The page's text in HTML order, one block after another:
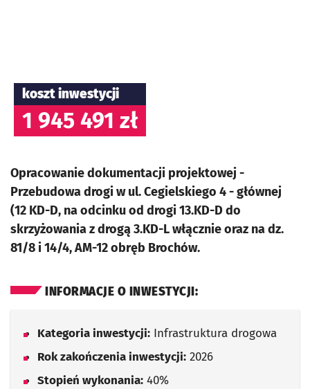
koszt inwestycji
1 945 491 zł
Opracowanie dokumentacji projektowej -
Przebudowa drogi w ul. Cegielskiego 4 - głównej
(12 KD-D, na odcinku od drogi 13.KD-D do
skrzyżowania z drogą 3.KD-L włącznie oraz na dz.
81/8 i 14/4, AM-12 obręb Brochów.
INFORMACJE O INWESTYCJI:
Kategoria inwestycji: Infrastruktura drogowa
Rok zakończenia inwestycji: 2026
Stopień wykonania: 40%